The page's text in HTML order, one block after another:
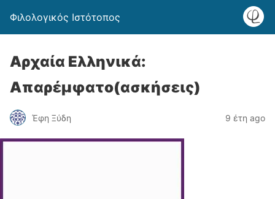
Φιλολογικός Ιστότοπος
Αρχαία Ελληνικά:
Απαρέμφατο(ασκήσεις)
Έφη Ξύδη 9 έτη ago